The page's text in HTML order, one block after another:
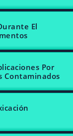
El
Por
Contaminados